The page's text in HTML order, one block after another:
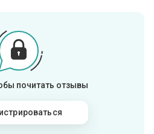
почитать отзывы